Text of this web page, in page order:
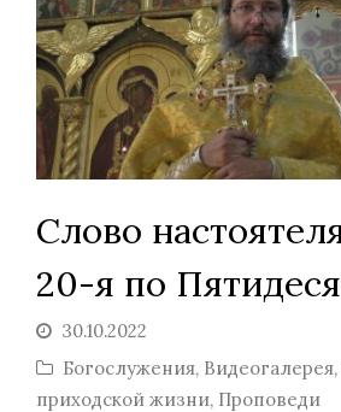
Слово
20-я по
30.10.2022
Богослужения, Видеогалерея,
приходской жизни, Проповеди